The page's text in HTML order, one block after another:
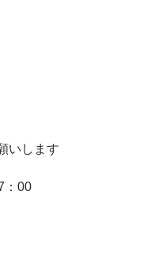
いします
：00